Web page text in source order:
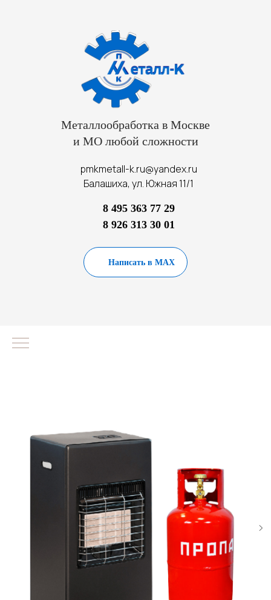
Металлообработка в Москве
и МО любой сложности
pmkmetall-k.ru@yandex.ru
Балашиха, ул. Южная 11/1
8 495 363 77 29
8 926 313 30 01
Написать в MAX